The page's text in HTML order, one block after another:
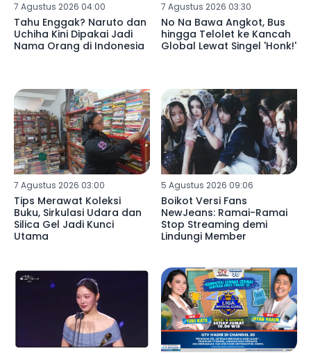
7 Agustus 2026 04:00
Tahu Enggak? Naruto dan
Uchiha Kini Dipakai Jadi
Nama Orang di Indonesia
7 Agustus 2026 03:30
No Na Bawa Angkot, Bus
hingga Telolet ke Kancah
Global Lewat Singel 'Honk!'
7 Agustus 2026 03:00
Tips Merawat Koleksi
Buku, Sirkulasi Udara dan
Silica Gel Jadi Kunci
Utama
5 Agustus 2026 09:06
Boikot Versi Fans
NewJeans: Ramai-Ramai
Stop Streaming demi
Lindungi Member